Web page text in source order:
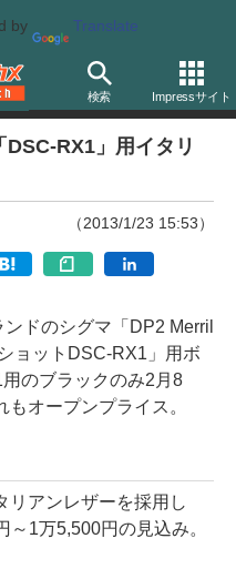
by Translate
検索 Impressサイト
RX1」用イタリ
（2013/1/23 15:53）
ドのシグマ「DP2 Merril
ョットDSC-RX1」用ボ
のブラックのみ2月8
オープンプライス。
アンレザーを採用し
1万5,500円の見込み。